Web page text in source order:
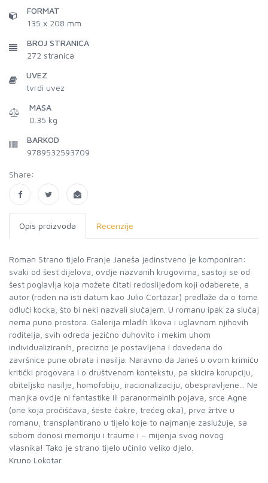
FORMAT
135 x 208 mm
BROJ STRANICA
272 stranica
UVEZ
tvrdi uvez
MASA
0.35 kg
BARKOD
9789532593709
Share:
Opis proizvoda Recenzije
Roman Strano tijelo Franje Janeša jedinstveno je komponiran:
svaki od šest dijelova, ovdje nazvanih krugovima, sastoji se od
šest poglavlja koja možete čitati redoslijedom koji odaberete, a
autor (rođen na isti datum kao Julio Cortázar) predlaže da o tome
odluči kocka, što bi neki nazvali slučajem. U romanu ipak za slučaj
nema puno prostora. Galerija mlađih likova i uglavnom njihovih
roditelja, svih odreda jezično duhovito i mekim uhom
individualiziranih, precizno je postavljena i dovedena do
završnice pune obrata i nasilja. Naravno da Janeš u ovom krimiću
kritički progovara i o društvenom kontekstu, pa skicira korupciju,
obiteljsko nasilje, homofobiju, iracionalizaciju, obespravljene... Ne
manjka ovdje ni fantastike ili paranormalnih pojava, srce Agne
(one koja pročišćava, šeste čakre, trećeg oka), prve žrtve u
romanu, transplantirano u tijelo koje to najmanje zaslužuje, sa
sobom donosi memoriju i traume i – mijenja svog novog
vlasnika! Tako je strano tijelo učinilo veliko djelo.
Kruno Lokotar